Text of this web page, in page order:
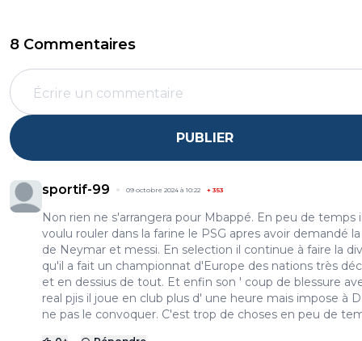
8 Commentaires
PUBLIER
sportif-99 09 octobre 2024 à 10:22 + 353
Non rien ne s'arrangera pour Mbappé. En peu de temps
voulu rouler dans la farine le PSG apres avoir demandé
de Neymar et messi. En selection il continue à faire la
qu'il a fait un championnat d'Europe des nations très
et en dessius de tout. Et enfin son ' coup de blessure
real pjis il joue en club plus d' une heure mais impose à
ne pas le convoquer. C'est trop de choses en peu de